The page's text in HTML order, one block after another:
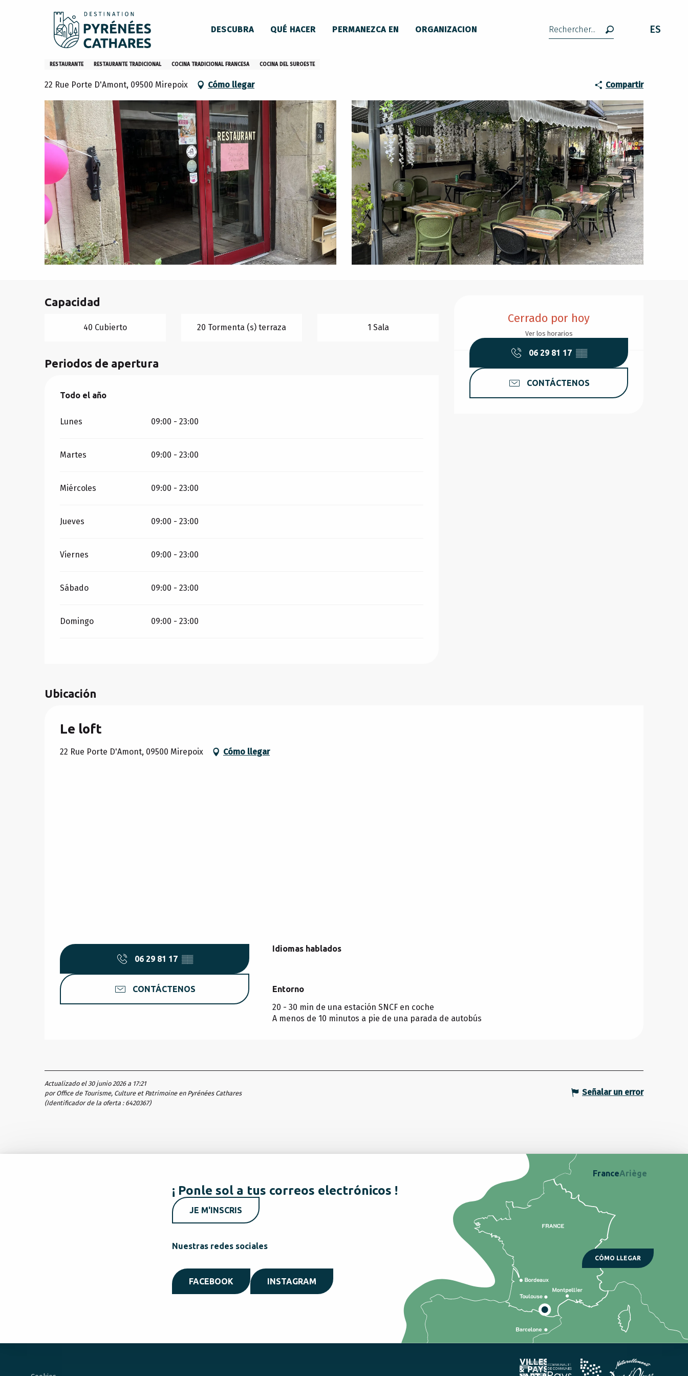
Buscar ES
DESCUBRA QUÉ HACER PERMANEZCA EN ORGANIZACION
Inicio Permanezca en
Le loft
RESTAURANTE RESTAURANTE TRADICIONAL COCINA TRADICIONAL FRANCESA COCINA DEL SUROESTE
22 Rue Porte D'Amont, 09500 Mirepoix Cómo llegar Compartir
Cerrado por hoy
Ver los horarios
06 29 81 17 ▒▒
CONTÁCTENOS
Capacidad
40 Cubierto 20 Tormenta (s) terraza 1 Sala
Periodos de apertura
Todo el año
Todo el año
Lunes 09:00 - 23:00
Martes 09:00 - 23:00
Miércoles 09:00 - 23:00
Jueves 09:00 - 23:00
Viernes 09:00 - 23:00
Sábado 09:00 - 23:00
Domingo 09:00 - 23:00
Ubicación
Le loft
22 Rue Porte D'Amont, 09500 Mirepoix Cómo llegar
06 29 81 17 ▒▒
CONTÁCTENOS
Idiomas hablados
Idiomas hablados
Entorno
Entorno
20 - 30 min de una estación SNCF en coche
A menos de 10 minutos a pie de una parada de autobús
Actualizado el 30 junio 2026 a 17:21
por Office de Tourisme, Culture et Patrimoine en Pyrénées Cathares
(Identificador de la oferta : 6420367)
Señalar un error
¡ Ponle sol a tus correos electrónicos !
JE M'INSCRIS
Nuestras redes sociales
FACEBOOK INSTAGRAM
CÓMO LLEGAR
FranceAriège